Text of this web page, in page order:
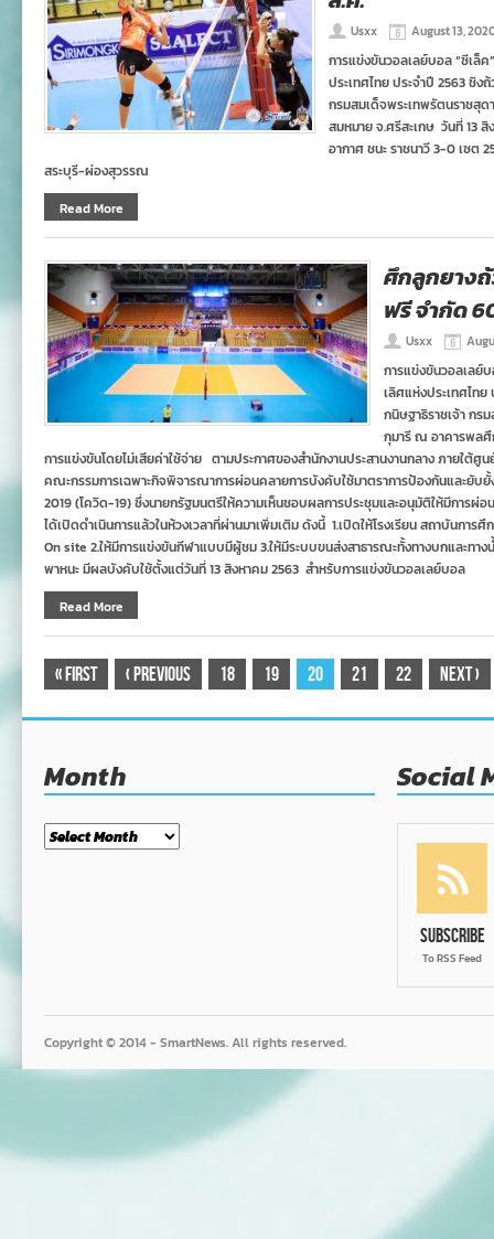
Usxx August 13,
การแข่งขันวอลเลย์บอล “ซีเล็
ประเทศไทย ประจำปี 2563 ชิง
กรมสมเด็จพระเทพรัตนราชสุ
สมหมาย จ.ศรีสะเกษ วันที่ 13
อากาศ ชนะ ราชนาวี 3-0 เซต
สระบุรี-ผ่องสุวรรณ
Read More
ศึกลูกยางถ้
ฟรี จำกัด
Usxx
การแข่งขันวอลเลย์
เลิศแห่งประเทศไทย
กนิษฐาธิราชเจ้า กร
กุมารี ณ อาคารพลศึ
การแข่งขันโดยไม่เสียค่าใช้จ่าย ตามประกาศของสำนักงานประสานงานกลาง ภายใต้
คณะกรรมการเฉพาะกิจพิจารณาการผ่อนคลายการบังคับใช้มาตราการป้องกันและยับยั้
2019 (โควิด-19) ซึ่งนายกรัฐมนตรีให้ความเห็นชอบผลการประชุมและอนุมัติให้มีการผ่
ได้เปิดดำเนินการแล้วในห้วงเวลาที่ผ่านมาเพิ่มเติม ดังนี้ 1.เปิดให้โรงเรียน สถาบันกา
On site 2.ให้มีการแข่งขันกีฬาแบบมีผู้ชม 3.ให้มีระบบขนส่งสาธารณะทั้งทางบกและทาง
พาหนะ มีผลบังคับใช้ตั้งแต่วันที่ 13 สิงหาคม 2563 สำหรับการแข่งขันวอลเลย์บอล
Read More
« First ‹ Previous 18 19 20 21 22 Next›
Month
Month
Social
Subscribe
To RSS Feed
Copyright © 2014 - SmartNews. All rights reserved.